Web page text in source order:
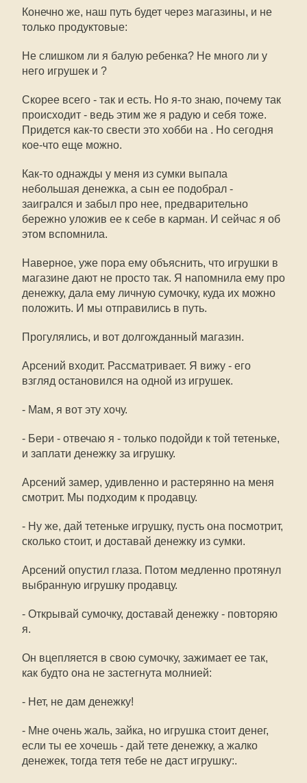
Конечно же, наш путь будет через магазины, и не
только продуктовые:
Не слишком ли я балую ребенка? Не много ли у
него игрушек и ?
Скорее всего - так и есть. Но я-то знаю, почему так
происходит - ведь этим же я радую и себя тоже.
Придется как-то свести это хобби на . Но сегодня
кое-что еще можно.
Как-то однажды у меня из сумки выпала
небольшая денежка, а сын ее подобрал -
заигрался и забыл про нее, предварительно
бережно уложив ее к себе в карман. И сейчас я об
этом вспомнила.
Наверное, уже пора ему объяснить, что игрушки в
магазине дают не просто так. Я напомнила ему про
денежку, дала ему личную сумочку, куда их можно
положить. И мы отправились в путь.
Прогулялись, и вот долгожданный магазин.
Арсений входит. Рассматривает. Я вижу - его
взгляд остановился на одной из игрушек.
- Мам, я вот эту хочу.
- Бери - отвечаю я - только подойди к той тетеньке,
и заплати денежку за игрушку.
Арсений замер, удивленно и растерянно на меня
смотрит. Мы подходим к продавцу.
- Ну же, дай тетеньке игрушку, пусть она посмотрит,
сколько стоит, и доставай денежку из сумки.
Арсений опустил глаза. Потом медленно протянул
выбранную игрушку продавцу.
- Открывай сумочку, доставай денежку - повторяю
я.
Он вцепляется в свою сумочку, зажимает ее так,
как будто она не застегнута молнией:
- Нет, не дам денежку!
- Мне очень жаль, зайка, но игрушка стоит денег,
если ты ее хочешь - дай тете денежку, а жалко
денежек, тогда тетя тебе не даст игрушку:.